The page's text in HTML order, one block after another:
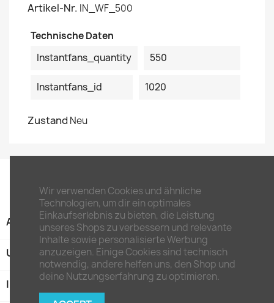
Artikel-Nr. IN_WF_500
Technische Daten
Instantfans_quantity
550
Instantfans_id 1020
Zustand Neu
ARTIKEL
UNTERNEHMEN
IHR KONTO
Wir verwenden Cookies und ähnliche
Technologien, um dir ein optimales
Einkaufserlebnis zu bieten, die Leistung
unseres Shops zu verbessern und relevante
Inhalte sowie personalisierte Werbung
anzuzeigen. Einige Cookies sind technisch
notwendig, andere helfen uns, den Shop und
deine Nutzungserfahrung zu optimieren.